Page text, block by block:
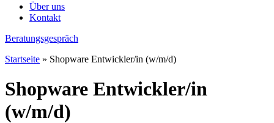
Über uns
Kontakt
Beratungsgespräch
Startseite » Shopware Entwickler/in (w/m/d)
Shopware Entwickler/in
(w/m/d)